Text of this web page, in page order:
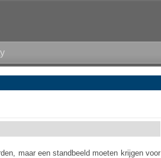
maar een standbeeld moeten krijgen voor